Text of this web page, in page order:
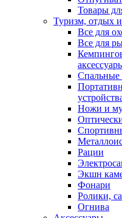
Товары
Туризм, отдых
Все для
Все для
Спальные
Ножи и
Рации
Экшн
Фонари
Ролики,
Огнива